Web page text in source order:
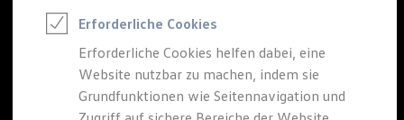
Elektroauto Leasing
Kleinwagen-Leasing
Leasing ohne Anzahlung
Finanzierung
Autokredit mit Schlussrate
Versicherungen und Garantien
Der neue
EDITION 20
Besonders sportlich. Exklusiv ausgestattet.
Erforderliche Cookies
Erforderliche Cookies helfen dabei, eine
Website nutzbar zu machen, indem sie
Grundfunktionen wie Seitennavigation und